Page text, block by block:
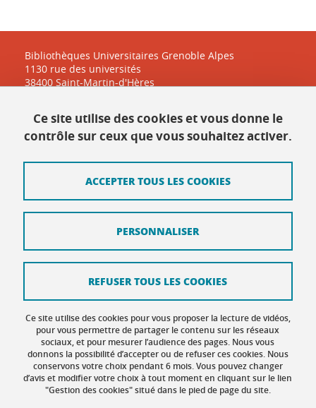
Bibliothèques Universitaires Grenoble Alpes
1130 rue des universités
38400 Saint-Martin-d'Hères
Contact
Plan du site
Mentions légales
Données personnelles
Intranet DGD BAPSO - réseau doc
Gestion des cookies
Accessibilité : non conforme
Ce site utilise des cookies et vous donne le
contrôle sur ceux que vous souhaitez activer.
Ce site utilise des cookies pour vous proposer la lecture de vidéos,
pour vous permettre de partager le contenu sur les réseaux
sociaux, et pour mesurer l’audience des pages. Nous vous
donnons la possibilité d’accepter ou de refuser ces cookies. Nous
conservons votre choix pendant 6 mois. Vous pouvez changer
d’avis et modifier votre choix à tout moment en cliquant sur le lien
"Gestion des cookies" situé dans le pied de page du site.
ACCEPTER TOUS LES COOKIES
REFUSER TOUS LES COOKIES
PERSONNALISER